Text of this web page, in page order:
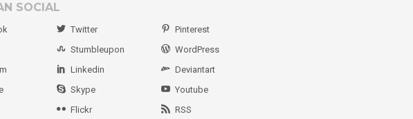
SOCIAL
Twitter
Pinterest
Stumbleupon
WordPress
Linkedin
Deviantart
Skype
Youtube
Flickr RSS